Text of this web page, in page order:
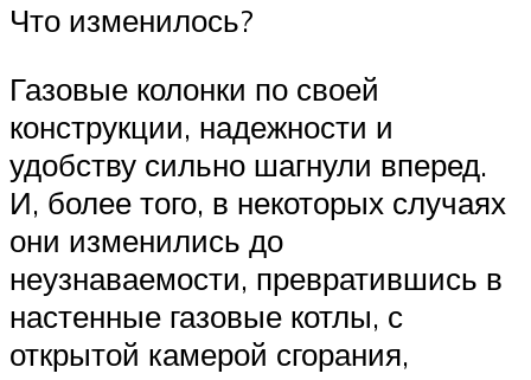
Что изменилось?
Газовые колонки по своей
конструкции, надежности и
удобству сильно шагнули вперед.
И, более того, в некоторых случаях
они изменились до
неузнаваемости, превратившись в
настенные газовые котлы, с
открытой камерой сгорания,